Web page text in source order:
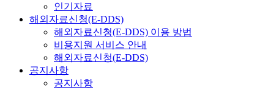
인기자료
해외자료신청(E-DDS)
해외자료신청(E-DDS) 이용 방법
비용지원 서비스 안내
해외자료신청(E-DDS)
공지사항
공지사항